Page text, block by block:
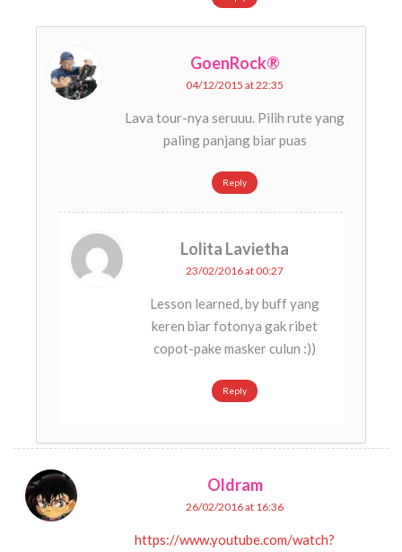
GoenRock®
04/12/2015 at 22:35
Lava tour-nya seruuu. Pilih rute yang
paling panjang biar puas
Reply
Lolita Lavietha
23/02/2016 at 00:27
Lesson learned, by buff yang
keren biar fotonya gak ribet
copot-pake masker culun :))
Reply
Oldram
26/02/2016 at 16:36
https://www.youtube.com/watch?